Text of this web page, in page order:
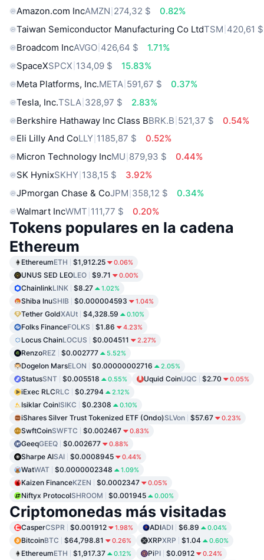
Amazon.com IncAMZN 274,32 $
0.82%
Taiwan Semiconductor Manufacturing Co LtdTSM 420,61 $
Broadcom IncAVGO 426,64 $
1.71%
SpaceXSPCX 134,09 $
15.83%
Meta Platforms, Inc.META 591,67 $
0.37%
Tesla, Inc.TSLA 328,97 $
2.83%
Berkshire Hathaway Inc Class BBRK.B 521,37 $
0.54%
Eli Lilly And CoLLY 1185,87 $
0.52%
Micron Technology IncMU 879,93 $
0.44%
SK HynixSKHY 138,15 $
3.92%
JPmorgan Chase & CoJPM 358,12 $
0.34%
Walmart IncWMT 111,77 $ 0.20%
Tokens populares en la cadena
Ethereum
EthereumETH $1,912.25 0.06%
UNUS SED LEOLEO $9.71 0.00%
ChainlinkLINK $8.27 1.02%
Shiba InuSHIB $0.000004593 1.04%
Tether GoldXAUt $4,328.59 0.10%
Folks FinanceFOLKS $1.86 4.23%
Locus ChainLOCUS $0.004511 2.27%
RenzoREZ $0.002777 5.52%
Dogelon MarsELON $0.00000002716 2.05%
StatusSNT $0.005518 0.55% Uquid CoinUQC $2.70 0.05%
iExec RLCRLC $0.2794 2.12%
Isiklar CoinISIKC $0.2308 0.10%
iShares Silver Trust Tokenized ETF (Ondo)SLVon $57.67 0.23%
SwftCoinSWFTC $0.002467 0.83%
GeeqGEEQ $0.002677 0.88%
Sharpe AISAI $0.0008945 0.44%
WatWAT $0.0000002348 1.09%
Kaizen FinanceKZEN $0.0002347 0.05%
Niftyx ProtocolSHROOM $0.001945 0.00%
Criptomonedas más visitadas
CasperCSPR $0.001912 1.98% ADIADI $6.89 0.04%
BitcoinBTC $64,798.81 0.26% XRPXRP $1.04 0.60%
EthereumETH $1,917.37 0.12% PiPI $0.0912 0.24%